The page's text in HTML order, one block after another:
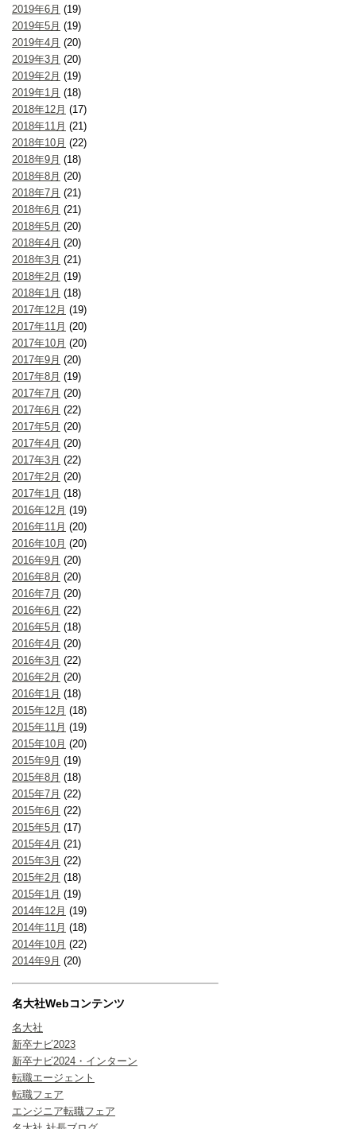
2019年6月 (19)
2019年5月 (19)
2019年4月 (20)
2019年3月 (20)
2019年2月 (19)
2019年1月 (18)
2018年12月 (17)
2018年11月 (21)
2018年10月 (22)
2018年9月 (18)
2018年8月 (20)
2018年7月 (21)
2018年6月 (21)
2018年5月 (20)
2018年4月 (20)
2018年3月 (21)
2018年2月 (19)
2018年1月 (18)
2017年12月 (19)
2017年11月 (20)
2017年10月 (20)
2017年9月 (20)
2017年8月 (19)
2017年7月 (20)
2017年6月 (22)
2017年5月 (20)
2017年4月 (20)
2017年3月 (22)
2017年2月 (20)
2017年1月 (18)
2016年12月 (19)
2016年11月 (20)
2016年10月 (20)
2016年9月 (20)
2016年8月 (20)
2016年7月 (20)
2016年6月 (22)
2016年5月 (18)
2016年4月 (20)
2016年3月 (22)
2016年2月 (20)
2016年1月 (18)
2015年12月 (18)
2015年11月 (19)
2015年10月 (20)
2015年9月 (19)
2015年8月 (18)
2015年7月 (22)
2015年6月 (22)
2015年5月 (17)
2015年4月 (21)
2015年3月 (22)
2015年2月 (18)
2015年1月 (19)
2014年12月 (19)
2014年11月 (18)
2014年10月 (22)
2014年9月 (20)
名大社Webコンテンツ
名大社
新卒ナビ2023
新卒ナビ2024・インターン
転職エージェント
転職フェア
エンジニア転職フェア